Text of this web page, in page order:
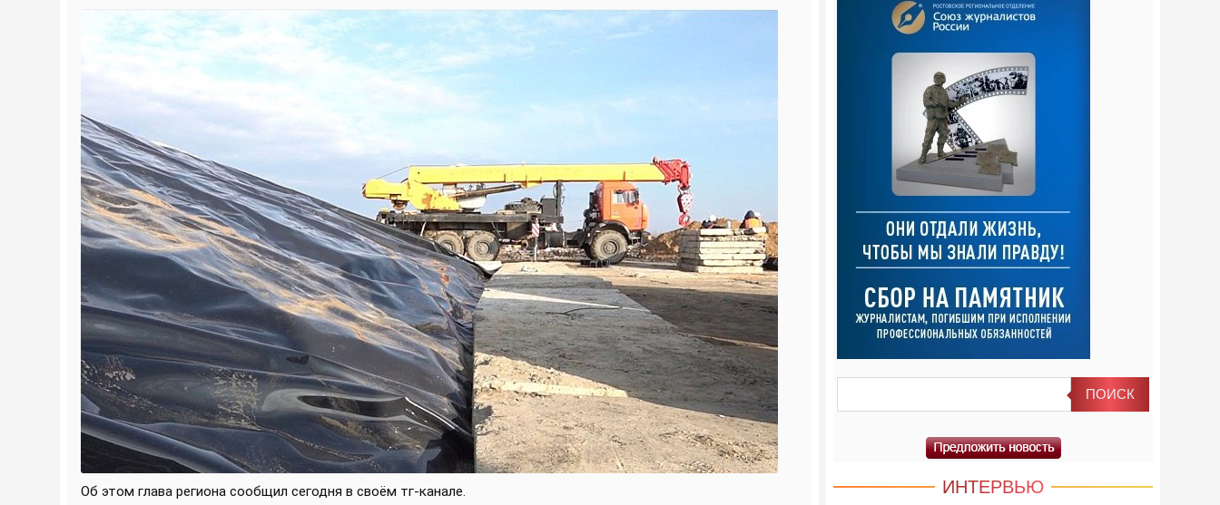
Об этом глава региона сообщил сегодня в своём тг-канале.
ИНТЕРВЬЮ